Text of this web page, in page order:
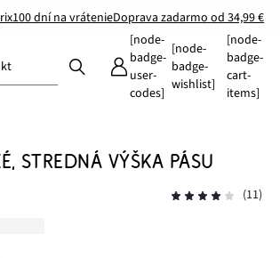
100 dní na vrátenieDoprava zadarmo od 34,99 €
[node-
badge-
user-
codes]
[node-
badge-
wishlist]
[node-
badge-
cart-
items]
STREDNÁ VÝŠKA PÁSU
(11)